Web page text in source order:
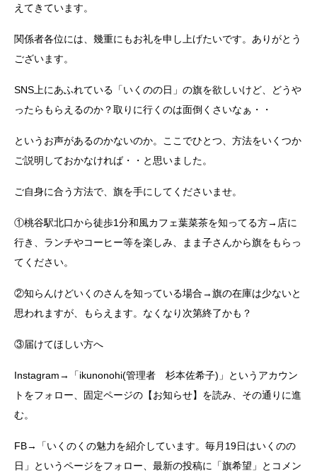
えてきています。
関係者各位には、幾重にもお礼を申し上げたいです。ありがとう
ございます。
SNS上にあふれている「いくのの日」の旗を欲しいけど、どうや
ったらもらえるのか？取りに行くのは面倒くさいなぁ・・
というお声があるのかないのか。ここでひとつ、方法をいくつか
ご説明しておかなければ・・と思いました。
ご自身に合う方法で、旗を手にしてくださいませ。
①桃谷駅北口から徒歩1分和風カフェ葉菜茶を知ってる方→店に
行き、ランチやコーヒー等を楽しみ、まま子さんから旗をもらっ
てください。
②知らんけどいくのさんを知っている場合→旗の在庫は少ないと
思われますが、もらえます。なくなり次第終了かも？
③届けてほしい方へ
Instagram→「ikunonohi(管理者 杉本佐希子)」というアカウン
トをフォロー、固定ページの【お知らせ】を読み、その通りに進
む。
FB→「いくのくの魅力を紹介しています。毎月19日はいくのの
日」というページをフォロー、最新の投稿に「旗希望」とコメン